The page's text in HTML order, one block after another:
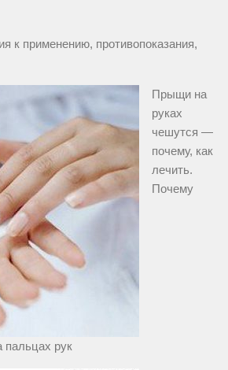
к применению, противопоказания,
Прыщи на
руках
чешутся —
почему, как
лечить.
Почему
рук